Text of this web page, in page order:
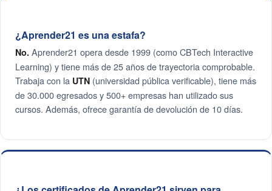
¿Aprender21 es una estafa?
No. Aprender21 opera desde 1999 (como CBTech Interactive
Learning) y tiene más de 25 años de trayectoria comprobable.
Trabaja con la UTN (universidad pública verificable), tiene más
de 30.000 egresados y 500+ empresas han utilizado sus
cursos. Además, ofrece garantía de devolución de 10 días.